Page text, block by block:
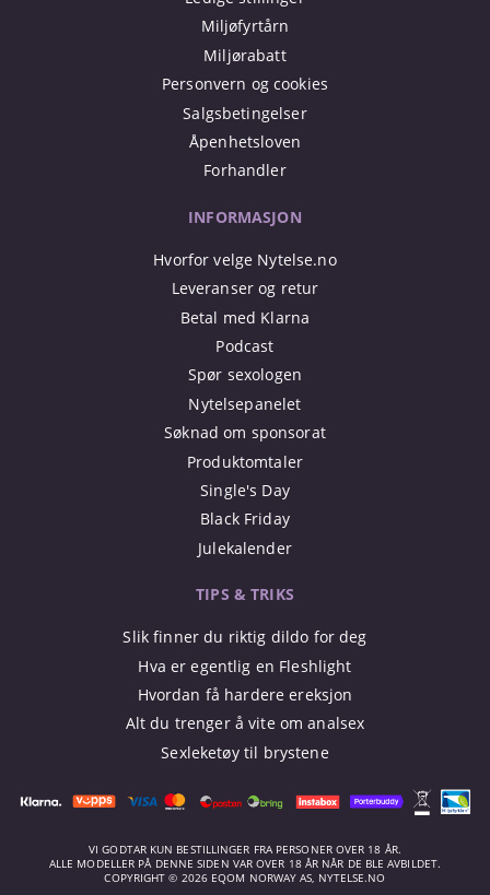
Miljøfyrtårn
Miljørabatt
Personvern og cookies
Salgsbetingelser
Åpenhetsloven
Forhandler
INFORMASJON
Hvorfor velge Nytelse.no
Leveranser og retur
Betal med Klarna
Podcast
Spør sexologen
Nytelsepanelet
Søknad om sponsorat
Produktomtaler
Single's Day
Black Friday
Julekalender
TIPS & TRIKS
Slik finner du riktig dildo for deg
Hva er egentlig en Fleshlight
Hvordan få hardere ereksjon
Alt du trenger å vite om analsex
Sexleketøy til brystene
VI GODTAR KUN BESTILLINGER FRA PERSONER OVER 18 ÅR.
ALLE MODELLER PÅ DENNE SIDEN VAR OVER 18 ÅR NÅR DE BLE AVBILDET.
COPYRIGHT © 2026 EQOM NORWAY AS, NYTELSE.NO